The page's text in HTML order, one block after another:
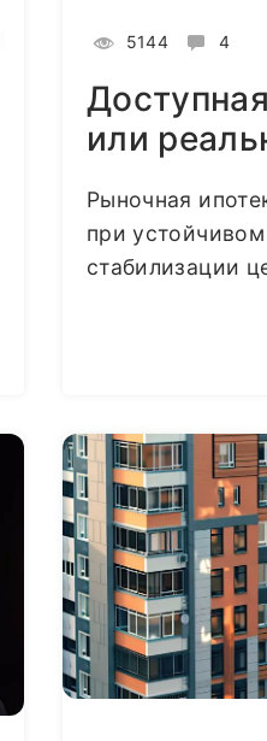
5144 4
или
Рыночная
при
стабилизации